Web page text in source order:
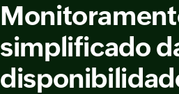
simplificado